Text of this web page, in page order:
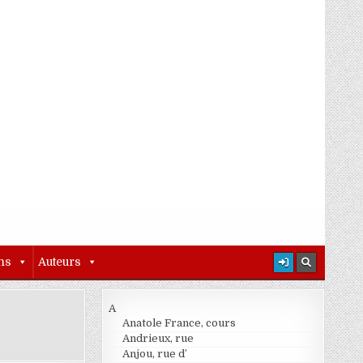
Auteurs
A
Anatole France, cours
Andrieux, rue
Anjou, rue d’